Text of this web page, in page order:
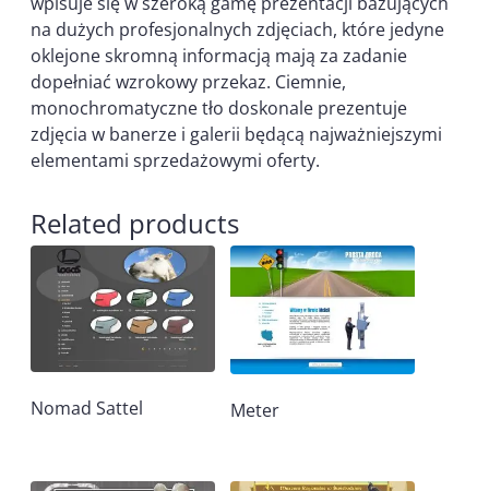
na dużych profesjonalnych zdjęciach, które jedyne
oklejone skromną informacją mają za zadanie
dopełniać wzrokowy przekaz. Ciemnie,
monochromatyczne tło doskonale prezentuje
zdjęcia w banerze i galerii będącą najważniejszymi
elementami sprzedażowymi oferty.
Related products
Nomad Sattel Meter